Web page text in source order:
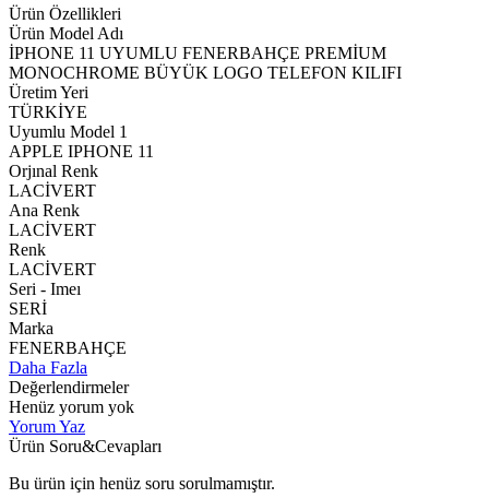
Ürün Özellikleri
Ürün Model Adı
İPHONE 11 UYUMLU FENERBAHÇE PREMİUM
MONOCHROME BÜYÜK LOGO TELEFON KILIFI
Üretim Yeri
TÜRKİYE
Uyumlu Model 1
APPLE IPHONE 11
Orjınal Renk
LACİVERT
Ana Renk
LACİVERT
Renk
LACİVERT
Seri - Imeı
SERİ
Marka
FENERBAHÇE
Daha Fazla
Değerlendirmeler
Henüz yorum yok
Yorum Yaz
Ürün Soru&Cevapları
Bu ürün için henüz soru sorulmamıştır.